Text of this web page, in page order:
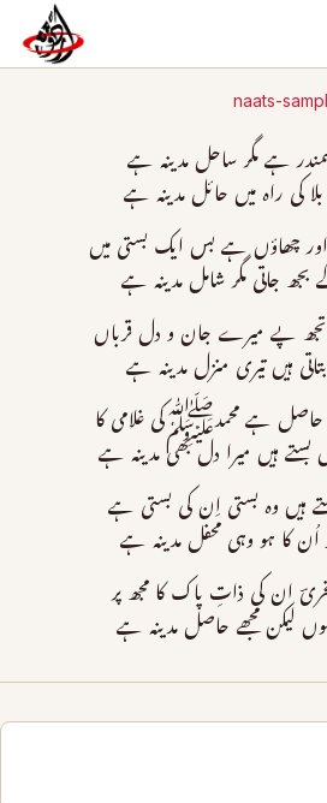
naats-
ہے مگر ساحل مدینہ ہے
کی راہ میں حائل مدینہ ہے
چھاؤں ہے بس ایک بستی میں
بجھ جاتی مگر شامل مدینہ ہے
تجھ پے میرے جان و دل قرباں
ہیں تیری منزل مدینہ ہے
حاصل ہے محمدﷺکی غلامی کا
ہیں میرا دل بھی مدینہ ہے
ہیں وہ بستی اِن کی بستی ہے
اُن کا ہو وہی محفل مدینہ ہے
ان کی ذاتِ پاک کا مجھ پر
لیکن مجھے حاصل مدینہ ہے